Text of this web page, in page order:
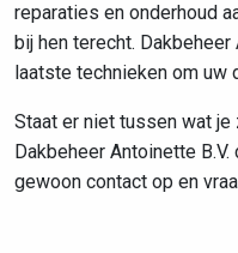
reparaties en onderhoud
bij hen terecht.
laatste technieken om uw
Staat er niet tussen wat
Dakbeheer Antoinette
gewoon contact op en